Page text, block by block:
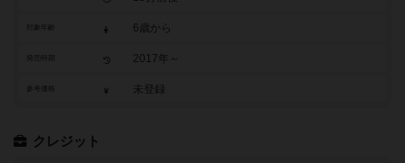
対象年齢 6歳から
2017年～
参考価格 未登録
クレジット